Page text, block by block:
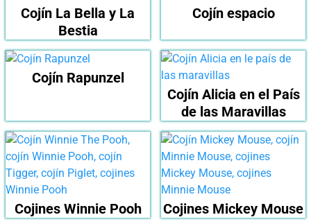
Cojín La Bella y La
Bestia
Cojín espacio
Cojín Rapunzel
Cojín Alicia en el País
de las Maravillas
Cojines Winnie Pooh Cojines Mickey Mouse